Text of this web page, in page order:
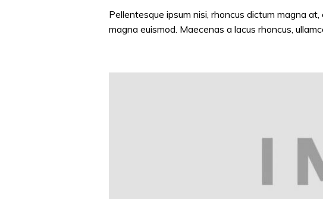
Pellentesque ipsum nisi, rhoncus dictum magna
magna euismod. Maecenas a lacus rhoncus,